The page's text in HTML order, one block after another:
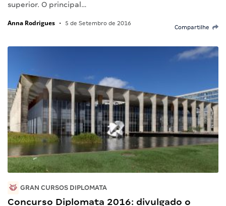
superior. O principal…
Anna Rodrigues • 5 de Setembro de 2016
Compartilhe
GRAN CURSOS DIPLOMATA
Concurso Diplomata 2016: divulgado o